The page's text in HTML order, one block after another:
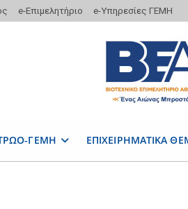
e-Επιμελητήριο e-Υπηρεσίες ΓΕΜΗ
ΓΕΜΗ ΕΠΙΧΕΙΡΗΜΑΤΙΚΑ